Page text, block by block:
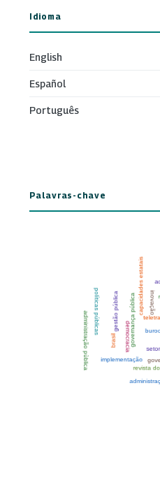
Idioma
English
Español
Português
Palavras-chave